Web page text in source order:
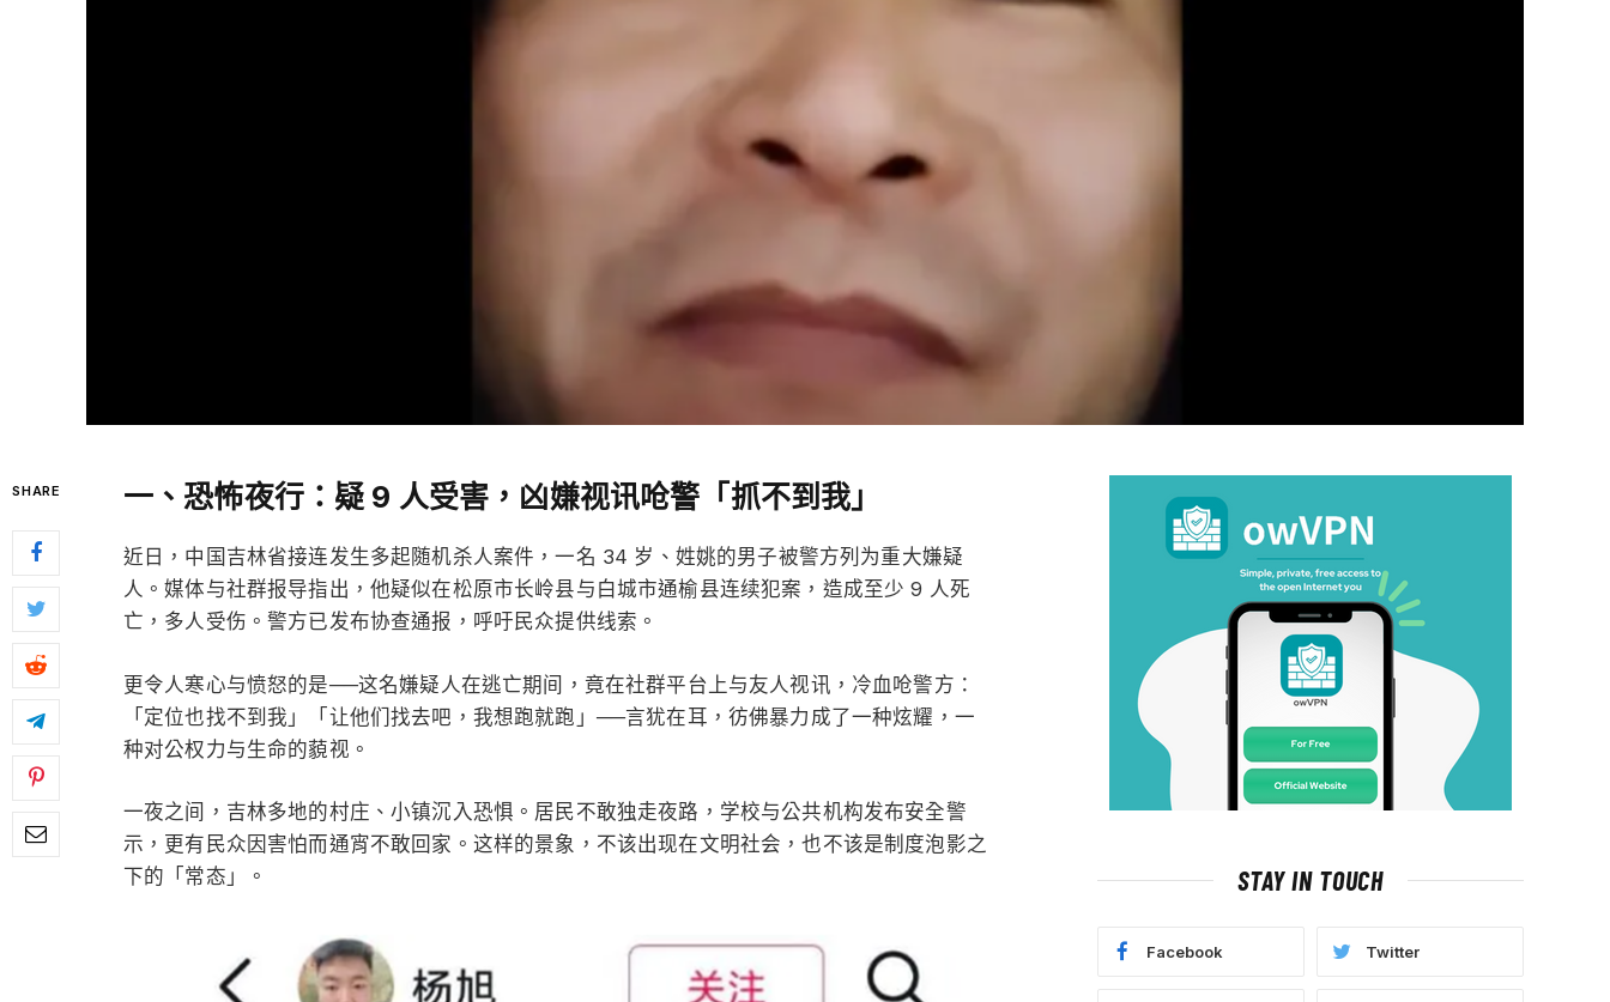
SHARE 一、恐怖夜行：疑 9 人受害，凶嫌视讯呛警「抓不到我」
近日，中国吉林省接连发生多起随机杀人案件，一名 34 岁、姓姚的男子被警方列为重大嫌疑
人。媒体与社群报导指出，他疑似在松原市长岭县与白城市通榆县连续犯案，造成至少 9 人死
亡，多人受伤。警方已发布协查通报，呼吁民众提供线索。
更令人寒心与愤怒的是──这名嫌疑人在逃亡期间，竟在社群平台上与友人视讯，冷血呛警方：
「定位也找不到我」「让他们找去吧，我想跑就跑」──言犹在耳，彷佛暴力成了一种炫耀，一
种对公权力与生命的藐视。
一夜之间，吉林多地的村庄、小镇沉入恐惧。居民不敢独走夜路，学校与公共机构发布安全警
示，更有民众因害怕而通宵不敢回家。这样的景象，不该出现在文明社会，也不该是制度泡影之
下的「常态」。
STAY IN TOUCH
Facebook Twitter